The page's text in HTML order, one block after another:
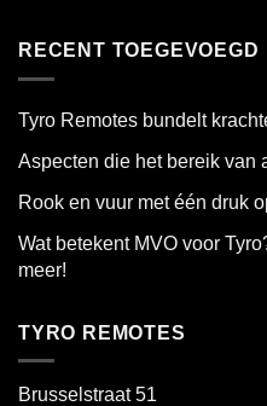
RECENT TOEGEVOEGD
Tyro Remotes bundelt
Aspecten die het bereik van
Rook en vuur met één druk
Wat betekent MVO voor
meer!
TYRO REMOTES
Brusselstraat 51